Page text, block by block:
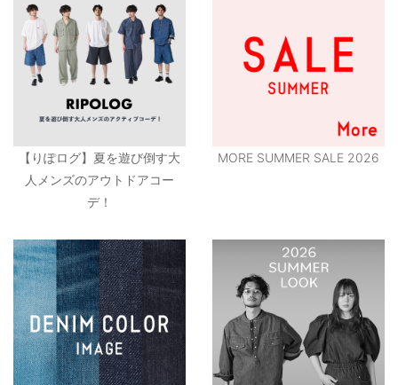
【りぽログ】夏を遊び倒す大
人メンズのアウトドアコー
デ！
MORE SUMMER SALE 2026